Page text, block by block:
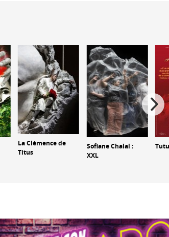
La Clémence de
Titus
Sofiane Chalal :
XXL
Tutu